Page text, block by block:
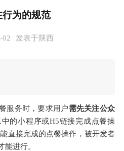
为的规范
02 发表于陕西
服务时，要求用户需先关注公众
中的小程序或H5链接完成点餐操
直接完成的点餐操作，被开发者
能进行。